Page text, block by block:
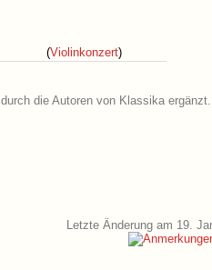
(Violinkonzert)
die Autoren von Klassika ergänzt.
Letzte Änderung am 19.